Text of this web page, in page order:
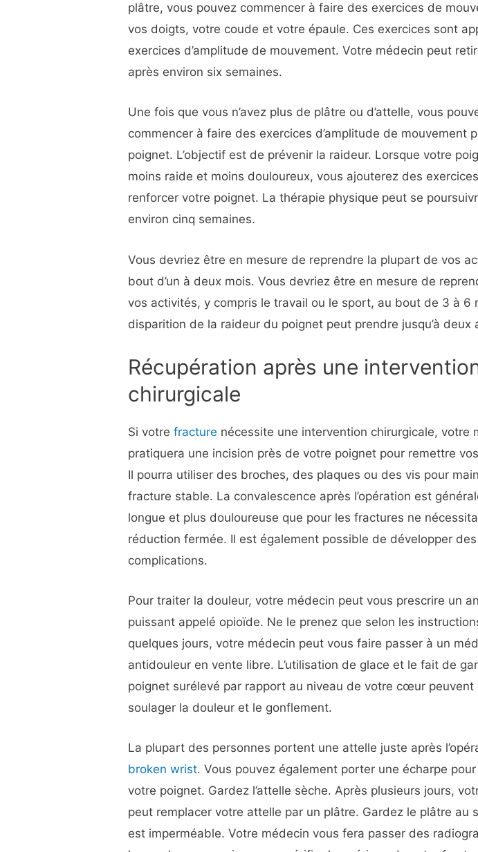
plâtre, vous pouvez commencer à faire des exercices de
vos doigts, votre coude et votre épaule. Ces exercices sont
exercices d’amplitude de mouvement. Votre médecin peut
après environ six semaines.
Une fois que vous n’avez plus de plâtre ou d’attelle, vous
commencer à faire des exercices d’amplitude de mouvement
poignet. L’objectif est de prévenir la raideur. Lorsque votre
moins raide et moins douloureux, vous ajouterez des
renforcer votre poignet. La thérapie physique peut se
environ cinq semaines.
Vous devriez être en mesure de reprendre la plupart de vos
bout d’un à deux mois. Vous devriez être en mesure de
vos activités, y compris le travail ou le sport, au bout de 3 à 6
disparition de la raideur du poignet peut prendre jusqu’à deux
Récupération après une
chirurgicale
Si votrefracture nécessite une intervention chirurgicale, votre
pratiquera une incision près de votre poignet pour remettre
Il pourra utiliser des broches, des plaques ou des vis pour
fracture stable. La convalescence après l’opération est
longue et plus douloureuse que pour les fractures ne
réduction fermée. Il est également possible de développer des
complications.
Pour traiter la douleur, votre médecin peut vous prescrire un
puissant appelé opioïde. Ne le prenez que selon les
quelques jours, votre médecin peut vous faire passer à un
antidouleur en vente libre. L’utilisation de glace et le fait de
poignet surélevé par rapport au niveau de votre cœur peuvent
soulager la douleur et le gonflement.
La plupart des personnes portent une attelle juste après
broken wrist. Vous pouvez également porter une écharpe
votre poignet. Gardez l’attelle sèche. Après plusieurs jours,
peut remplacer votre attelle par un plâtre. Gardez le plâtre au
est imperméable. Votre médecin vous fera passer des